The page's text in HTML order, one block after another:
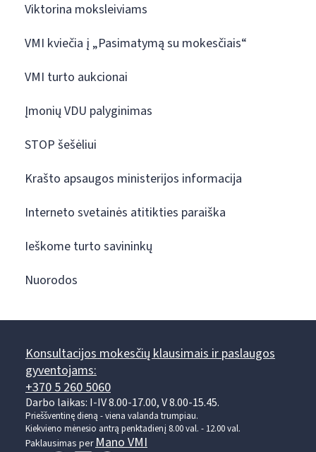
Viktorina moksleiviams
VMI kviečia į „Pasimatymą su mokesčiais“
VMI turto aukcionai
Įmonių VDU palyginimas
STOP šešėliui
Krašto apsaugos ministerijos informacija
Interneto svetainės atitikties paraiška
Ieškome turto savininkų
Nuorodos
Konsultacijos mokesčių klausimais ir paslaugos
gyventojams:
+370 5 260 5060
Darbo laikas: I-IV 8.00-17.00, V 8.00-15.45.
Prieššventinę dieną - viena valanda trumpiau.
Kiekvieno mėnesio antrą penktadienį 8.00 val. - 12.00 val.
Paklausimas perMano VMI